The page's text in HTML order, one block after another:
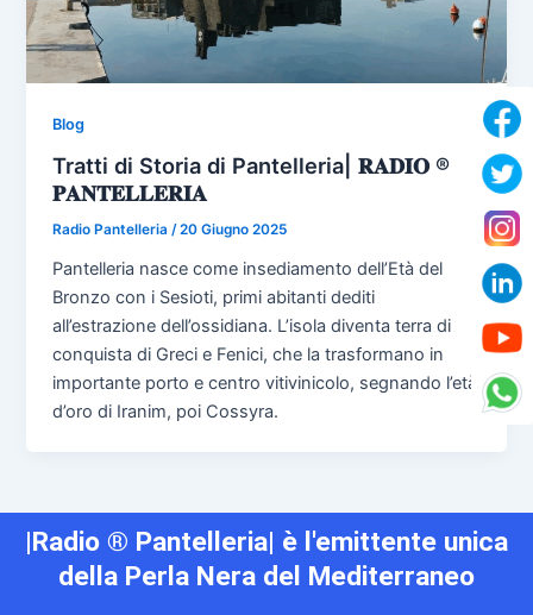
Blog
Tratti di Storia di Pantelleria| 𝐑𝐀𝐃𝐈𝐎 ®
𝐏𝐀𝐍𝐓𝐄𝐋𝐋𝐄𝐑𝐈𝐀
Radio Pantelleria /20 Giugno 2025
Pantelleria nasce come insediamento dell’Età del
Bronzo con i Sesioti, primi abitanti dediti
all’estrazione dell’ossidiana. L’isola diventa terra di
conquista di Greci e Fenici, che la trasformano in
importante porto e centro vitivinicolo, segnando l’età
d’oro di Iranim, poi Cossyra.
|Radio ® Pantelleria| è l'emittente unica
della Perla Nera del Mediterraneo